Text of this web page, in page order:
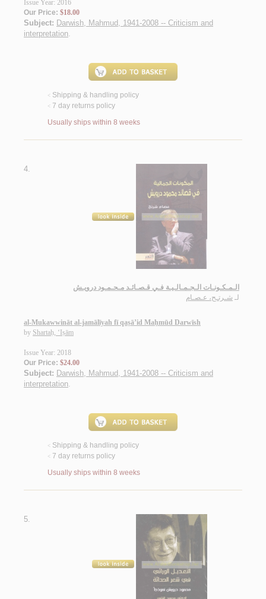
Issue Year: 2016
Our Price: $18.00
Subject: Darwish, Mahmud, 1941-2008 -- Criticism and
interpretation.
< Shipping & handling policy
< 7 day returns policy
Usually ships within 8 weeks
4.
الـمـكـونـات الـجـمـالـيـة فـي قـصـائـد مـحـمـود درويـش
لـ شـرتـح، عـصـام
al-Mukawwināt al-jamālīyah fī qaṣā’id Maḥmūd Darwīsh
by Shartaḥ, ‘Iṣām
Issue Year: 2018
Our Price: $24.00
Subject: Darwish, Mahmud, 1941-2008 -- Criticism and
interpretation.
< Shipping & handling policy
< 7 day returns policy
Usually ships within 8 weeks
5.